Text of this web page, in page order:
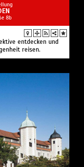
8b
entdecken und
reisen.